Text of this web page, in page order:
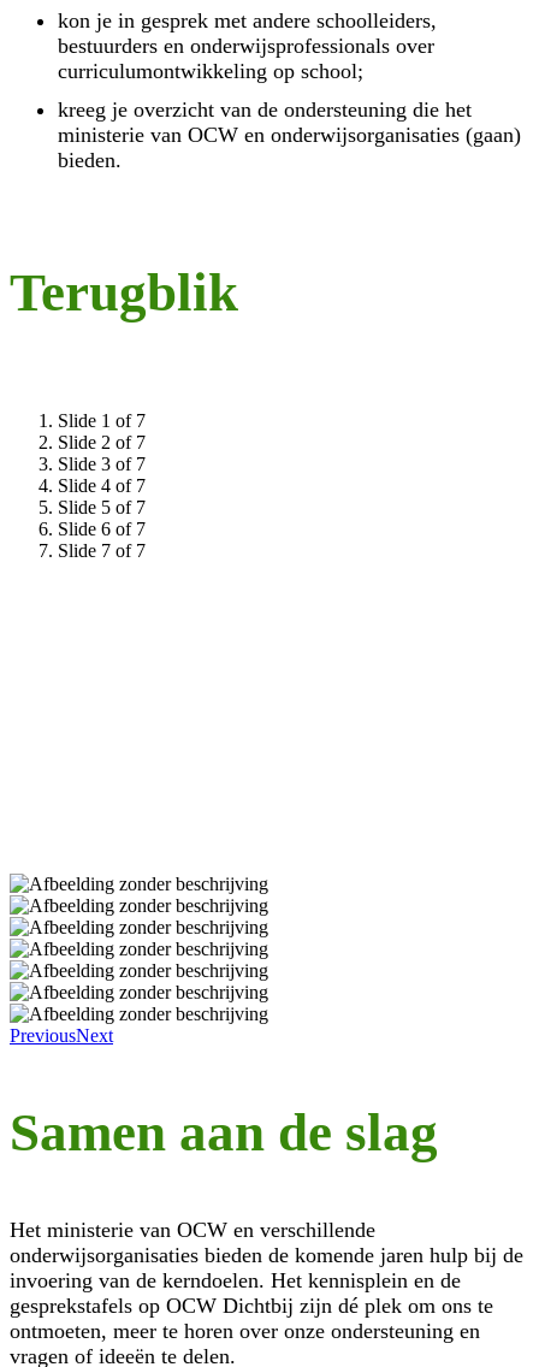
kon je in gesprek met andere schoolleiders,
bestuurders en onderwijsprofessionals over
curriculumontwikkeling op school;
kreeg je overzicht van de ondersteuning die het
ministerie van OCW en onderwijsorganisaties (gaan)
bieden.
Terugblik
Slide 1 of 7
Slide 2 of 7
Slide 3 of 7
Slide 4 of 7
Slide 5 of 7
Slide 6 of 7
Slide 7 of 7
PreviousNext
Samen aan de slag
Het ministerie van OCW en verschillende
onderwijsorganisaties bieden de komende jaren hulp bij de
invoering van de kerndoelen. Het kennisplein en de
gesprekstafels op OCW Dichtbij zijn dé plek om ons te
ontmoeten, meer te horen over onze ondersteuning en
vragen of ideeën te delen.